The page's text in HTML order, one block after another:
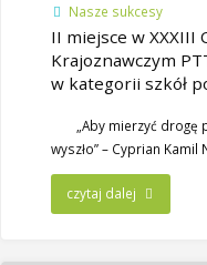
Nasze sukcesy
II miejsce w
Krajoznawczym
w kategorii szkół
„Aby mierzyć
wyszło” – Cyprian
czytaj dalej